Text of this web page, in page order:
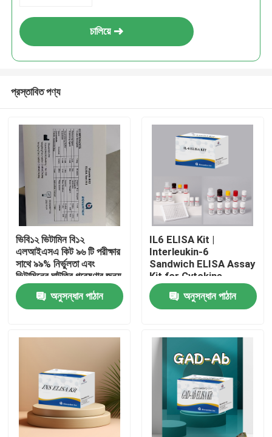
চালিয়ে
প্রস্তাবিত পণ্য
ভিবি১২ ভিটামিন বি১২
এলআইএসএ কিট ৯৬ টি পরীক্ষার
সাথে ৯৯% নির্ভুলতা এবং
ভিটামিনের ঘাটতির গবেষণার জন্য
১ ঘন্টা পরীক্ষার সময়
অনুসন্ধান পাঠান
IL6 ELISA Kit |
Interleukin-6
Sandwich ELISA Assay
Kit for Cytokine
Quantitative Detection
in Biological Samples,
Serum, Plasma, Cell
অনুসন্ধান পাঠান